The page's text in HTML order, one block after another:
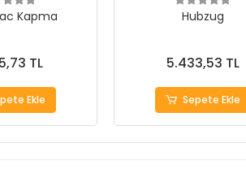
Kapma
TL
Ekle
Hubzug
5.433,53 TL
Sepete Ekle